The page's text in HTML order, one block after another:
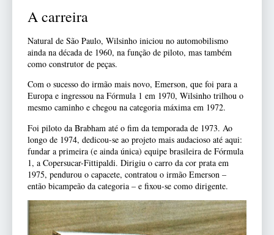
A carreira
Natural de São Paulo, Wilsinho iniciou no automobilismo
ainda na década de 1960, na função de piloto, mas também
como construtor de peças.
Com o sucesso do irmão mais novo, Emerson, que foi para a
Europa e ingressou na Fórmula 1 em 1970, Wilsinho trilhou o
mesmo caminho e chegou na categoria máxima em 1972.
Foi piloto da Brabham até o fim da temporada de 1973. Ao
longo de 1974, dedicou-se ao projeto mais audacioso até aqui:
fundar a primeira (e ainda única) equipe brasileira de Fórmula
1, a Copersucar-Fittipaldi. Dirigiu o carro da cor prata em
1975, pendurou o capacete, contratou o irmão Emerson –
então bicampeão da categoria – e fixou-se como dirigente.